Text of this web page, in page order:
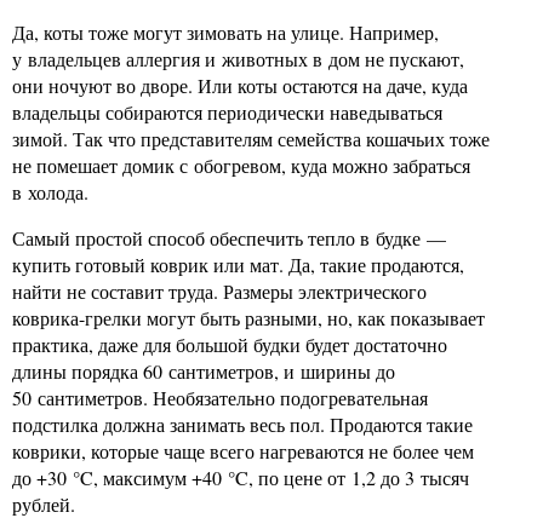
Да, коты тоже могут зимовать на улице. Например,
у владельцев аллергия и животных в дом не пускают,
они ночуют во дворе. Или коты остаются на даче, куда
владельцы собираются периодически наведываться
зимой. Так что представителям семейства кошачьих тоже
не помешает домик с обогревом, куда можно забраться
в холода.
Самый простой способ обеспечить тепло в будке —
купить готовый коврик или мат. Да, такие продаются,
найти не составит труда. Размеры электрического
коврика-грелки могут быть разными, но, как показывает
практика, даже для большой будки будет достаточно
длины порядка 60 сантиметров, и ширины до
50 сантиметров. Необязательно подогревательная
подстилка должна занимать весь пол. Продаются такие
коврики, которые чаще всего нагреваются не более чем
до +30 °C, максимум +40 °C, по цене от 1,2 до 3 тысяч
рублей.